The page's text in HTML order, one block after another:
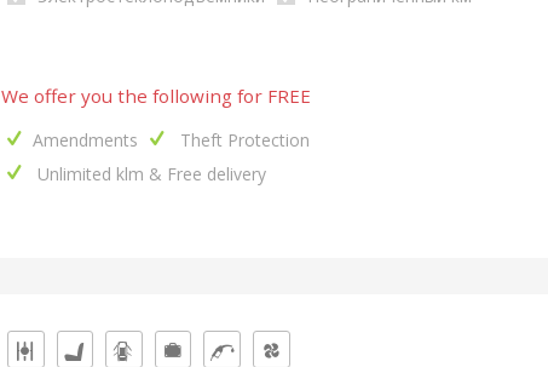
We offer you the following for FREE
Amendments
Theft Protection
Unlimited klm & Free delivery